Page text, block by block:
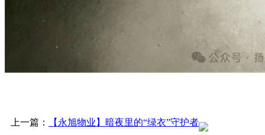
上一篇： 【永旭物业】暗夜里的“绿衣”守护者